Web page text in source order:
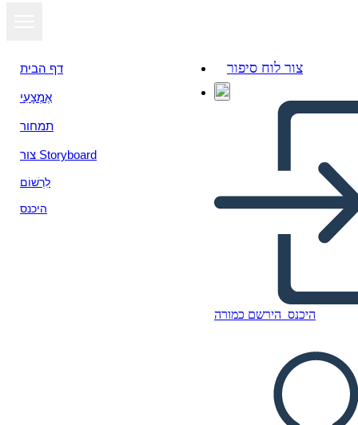
דף הבית
אֶמְצָעִי
תמחור
צור Storyboard
לִרְשׁוֹם
היכנס
צור לוח סיפור
היכנס הירשם כמורה
HISTORIA DE LA